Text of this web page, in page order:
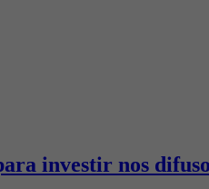
investir nos